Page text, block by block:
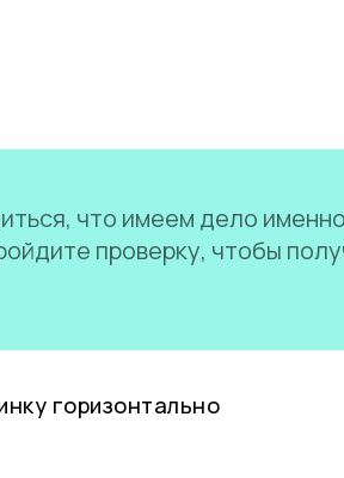
что имеем дело
проверку, чтобы
горизонтально